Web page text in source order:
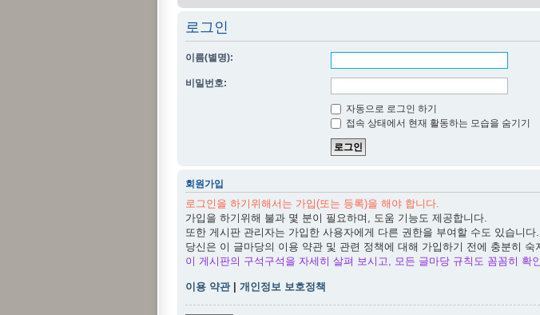
로그인
이름(별명):
비밀번호:
자동으로 로그인 하기
접속 상태에서 현재 활동하는 모습을 숨기기
회원가입
로그인을 하기위해서는 가입(또는 등록)을 해야 합니다.
가입을 하기위해 불과 몇 분이 필요하며, 도움 기능도 제공합니다.
또한 게시판 관리자는 가입한 사용자에게 다른 권한을 부여할 수도 있습니다.
당신은 이 글마당의 이용 약관 및 관련 정책에 대해 가입하기 전에 충분히 숙
이 게시판의 구석구석을 자세히 살펴 보시고, 모든 글마당 규칙도 꼼꼼히 확
이용 약관| 개인정보 보호정책